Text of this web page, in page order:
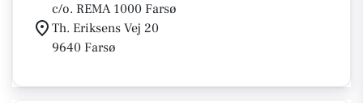
c/o. REMA 1000 Farsø
Th. Eriksens Vej 20
9640 Farsø